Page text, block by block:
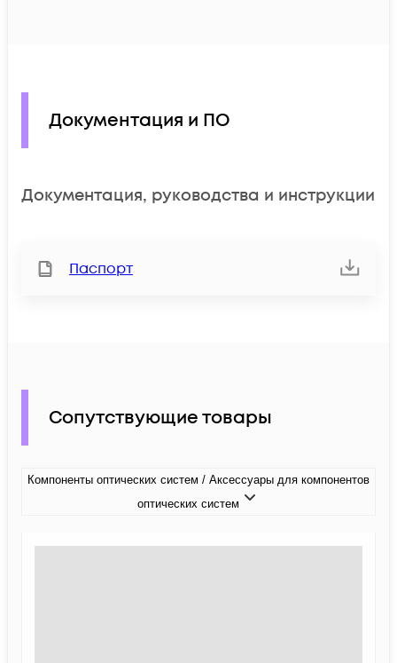
Документация и ПО
Документация, руководства и инструкции
Паспорт
Сопутствующие товары
Компоненты оптических систем / Аксессуары для компонентов
оптических систем